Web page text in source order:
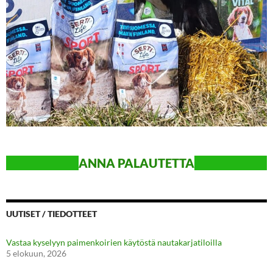
ANNA PALAUTETTA
UUTISET / TIEDOTTEET
Vastaa kyselyyn paimenkoirien käytöstä nautakarjatiloilla
5 elokuun, 2026